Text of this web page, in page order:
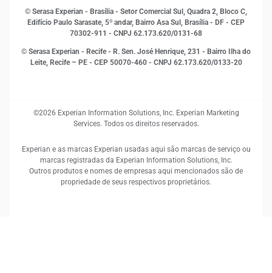
Sustentabilidade Corporativa
© Serasa Experian - Brasília - Setor Comercial Sul, Quadra 2, Bloco C,
Edifício Paulo Sarasate, 5º andar, Bairro Asa Sul, Brasília - DF - CEP
70302-911 - CNPJ 62.173.620/0131-68
© Serasa Experian - Recife - R. Sen. José Henrique, 231 - Bairro Ilha do
Leite, Recife – PE - CEP 50070-460 - CNPJ 62.173.620/0133-20
©2026 Experian Information Solutions, Inc. Experian Marketing
Services. Todos os direitos reservados.
Experian e as marcas Experian usadas aqui são marcas de serviço ou
marcas registradas da Experian Information Solutions, Inc.
Outros produtos e nomes de empresas aqui mencionados são de
propriedade de seus respectivos proprietários.